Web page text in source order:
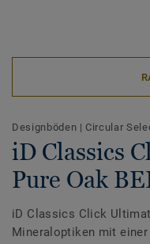
Designböden | Circular
iD Classics
Pure Oak
iD Classics Click
Mineraloptiken mit